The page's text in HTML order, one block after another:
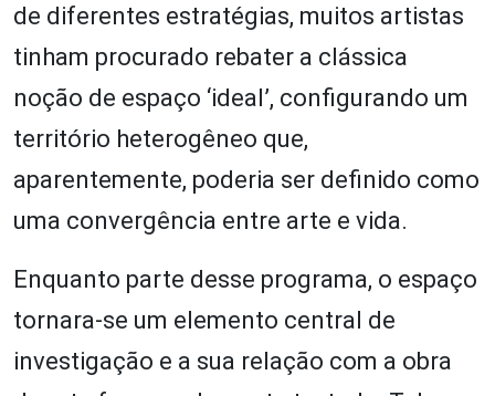
de diferentes estratégias, muitos artistas
tinham procurado rebater a clássica
noção de espaço ‘ideal’, configurando um
território heterogêneo que,
aparentemente, poderia ser definido como
uma convergência entre arte e vida.
Enquanto parte desse programa, o espaço
tornara-se um elemento central de
investigação e a sua relação com a obra